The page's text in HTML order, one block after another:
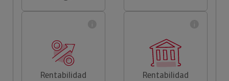
Rentabilidad
Rentabilidad